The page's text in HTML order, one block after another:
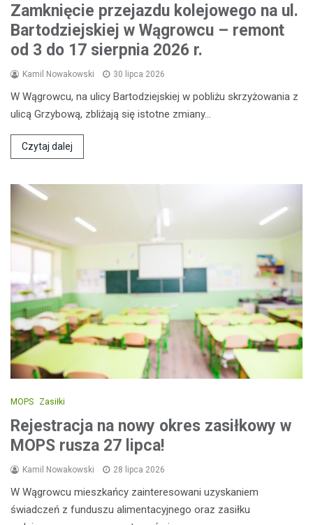
Zamknięcie przejazdu kolejowego na ul.
Bartodziejskiej w Wągrowcu – remont
od 3 do 17 sierpnia 2026 r.
Kamil Nowakowski 30 lipca 2026
W Wągrowcu, na ulicy Bartodziejskiej w pobliżu skrzyżowania z
ulicą Grzybową, zbliżają się istotne zmiany…
Czytaj dalej
MOPS Zasiłki
Rejestracja na nowy okres zasiłkowy w
MOPS rusza 27 lipca!
Kamil Nowakowski 28 lipca 2026
W Wągrowcu mieszkańcy zainteresowani uzyskaniem
świadczeń z funduszu alimentacyjnego oraz zasiłku